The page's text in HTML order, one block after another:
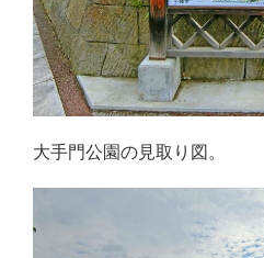
大手門公園の見取り図。